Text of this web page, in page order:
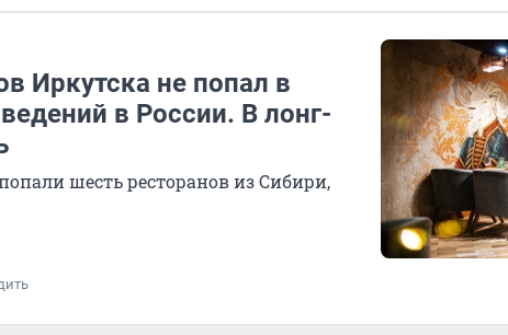
Иркутска не попал в
в России. В лонг-
шесть ресторанов из Сибири,